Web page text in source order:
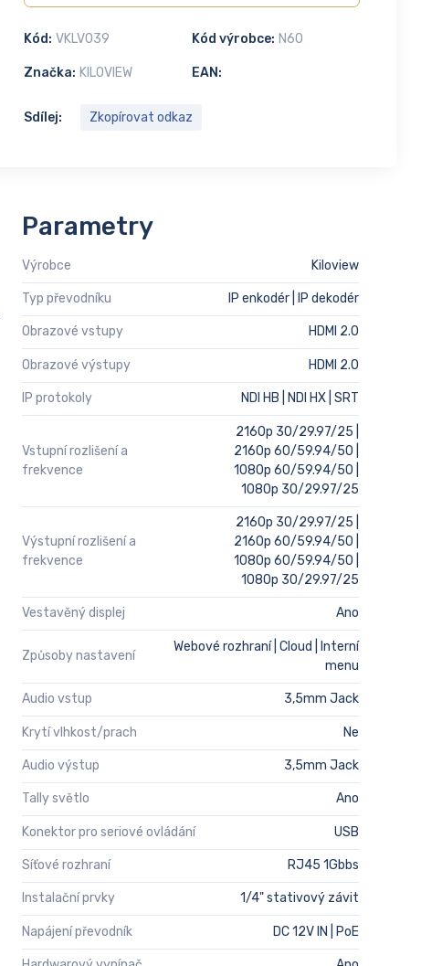
Kód: VKLV039 Kód výrobce: N60
EAN:
Značka: KILOVIEW
Sdílej: Zkopírovat odkaz
Parametry
Výrobce Kiloview
Typ převodníku IP enkodér | IP dekodér
Obrazové vstupy HDMI 2.0
Obrazové výstupy HDMI 2.0
IP protokoly NDI HB | NDI HX | SRT
Vstupní rozlišení a
frekvence
2160p 30/29.97/25 |
2160p 60/59.94/50 |
1080p 60/59.94/50 |
1080p 30/29.97/25
Výstupní rozlišení a
frekvence
2160p 30/29.97/25 |
2160p 60/59.94/50 |
1080p 60/59.94/50 |
1080p 30/29.97/25
Vestavěný displej Ano
Způsoby nastavení
Webové rozhraní | Cloud | Interní
menu
Audio vstup 3,5mm Jack
Krytí vlhkost/prach Ne
Audio výstup 3,5mm Jack
Tally světlo Ano
Konektor pro seriové ovládání USB
Síťové rozhraní RJ45 1Gbbs
Instalační prvky 1/4" stativový závit
Napájení převodník DC 12V IN | PoE